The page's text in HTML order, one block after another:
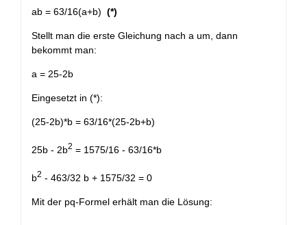
ab = 63/16(a+b) (*)
Stellt man die erste Gleichung nach a um, dann
bekommt man:
a = 25-2b
Eingesetzt in (*):
(25-2b)*b = 63/16*(25-2b+b)
25b - 2b2 = 1575/16 - 63/16*b
b2 - 463/32 b + 1575/32 = 0
Mit der pq-Formel erhält man die Lösung: